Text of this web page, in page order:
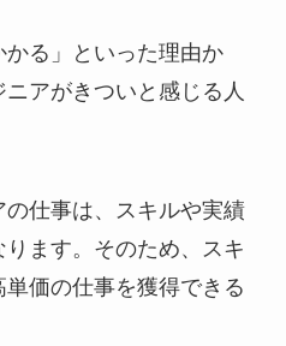
かる」といった理由か
アがきついと感じる人
仕事は、スキルや実績
ます。そのため、スキ
価の仕事を獲得できる